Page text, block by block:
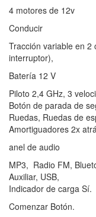
4 motores de 12v
Conducir
Tracción variable en
interruptor),
Batería 12 V
Piloto 2,4 GHz, 3
Botón de parada de
Ruedas, Ruedas de
Amortiguadores 2x
anel de audio
MP3, Radio FM,
Auxiliar, USB,
Indicador de carga Sí.
Comenzar Botón.